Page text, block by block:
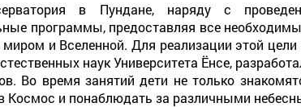
в Пундане, наряду с
программы, предоставляя все
и Вселенной. Для реализации этой цели
наук Университета Ёнсе,
Во время занятий дети не только
Космос и понаблюдать за различными